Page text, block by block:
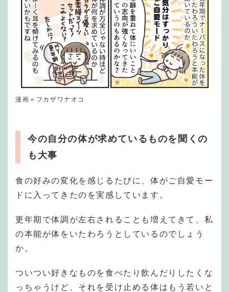
漫画＝フカザワナオコ
今の自分の体が求めているものを聞くの
も大事
食の好みの変化を感じるたびに、体がご自愛モー
ドに入ってきたのを実感しています。
更年期で体調が左右されることも増えてきて、私
の本能が体をいたわろうとしているのでしょう
か。
ついつい好きなものを食べたり飲んだりしたくな
っちゃうけど、それを受け止める体はもう若いと